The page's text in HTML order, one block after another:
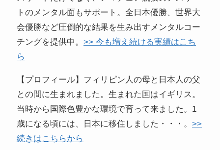
トのメンタル面もサポート。全日本優勝、世界大
会優勝など圧倒的な結果を生み出すメンタルコー
チングを提供中。>> 今も増え続ける実績はこち
ら
【プロフィール】フィリピン人の母と日本人の父
との間に生まれました。生まれた国はイギリス。
当時から国際色豊かな環境で育って来ました。1
歳になる頃には、日本に移住しました・・・。>>
続きはこちらから